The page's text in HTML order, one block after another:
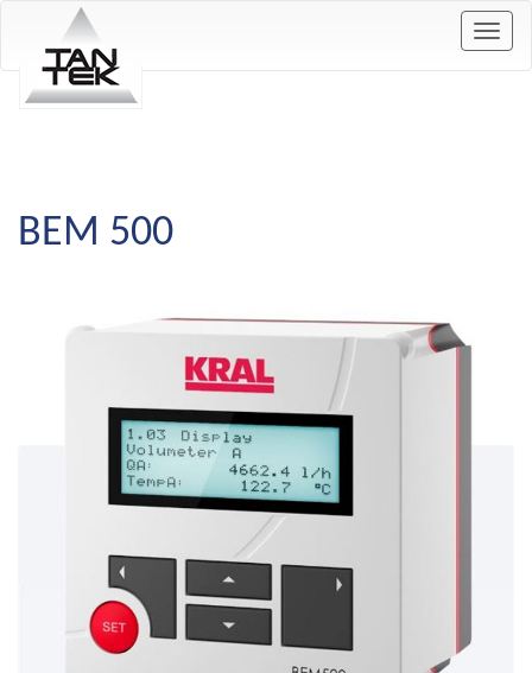
BEM 500